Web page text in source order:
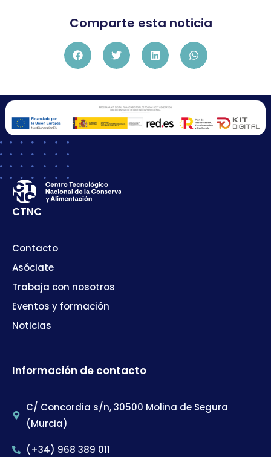
Comparte esta noticia
CTNC
Contacto
Asóciate
Trabaja con nosotros
Eventos y formación
Noticias
Información de contacto
C/ Concordia s/n, 30500 Molina de Segura
(Murcia)
(+34) 968 389 011